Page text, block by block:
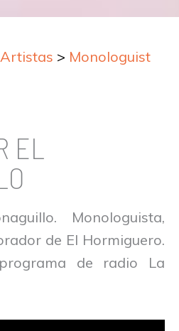
Artistas > Monologuistas
EL
Monologuista,
de El Hormiguero.
de radio La